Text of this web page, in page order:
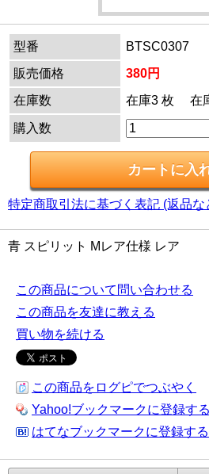
型番
BTSC0307
販売価格
380円
在庫数
在庫3 枚 在
購入数
特定商取引法に基づく表記 (返品な
青 スピリット Mレア仕様 レア
この商品について問い合わせる
この商品を友達に教える
買い物を続ける
この商品をログピでつぶやく
Yahoo!ブックマークに登録する
はてなブックマークに登録する